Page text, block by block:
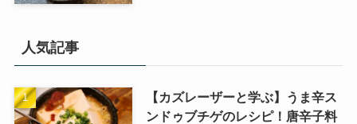
人気記事
【カズレーザーと学ぶ】うま辛ス
ンドゥブチゲのレシピ！唐辛子料